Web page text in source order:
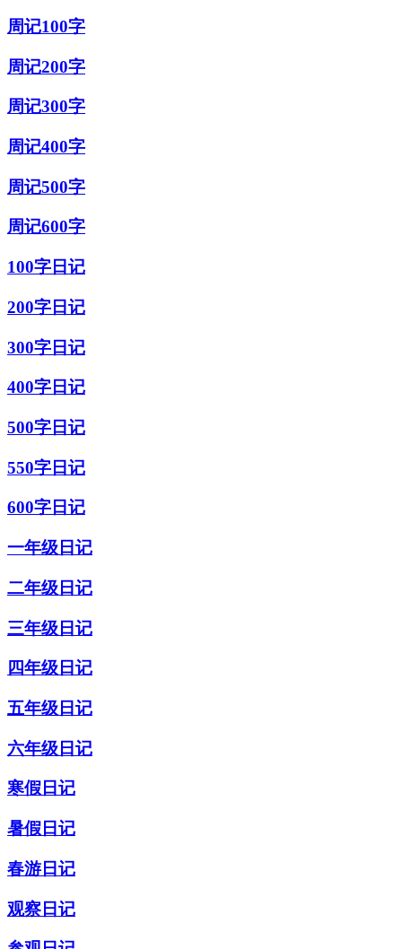
周记100字
周记200字
周记300字
周记400字
周记500字
周记600字
100字日记
200字日记
300字日记
400字日记
500字日记
550字日记
600字日记
一年级日记
二年级日记
三年级日记
四年级日记
五年级日记
六年级日记
寒假日记
暑假日记
春游日记
观察日记